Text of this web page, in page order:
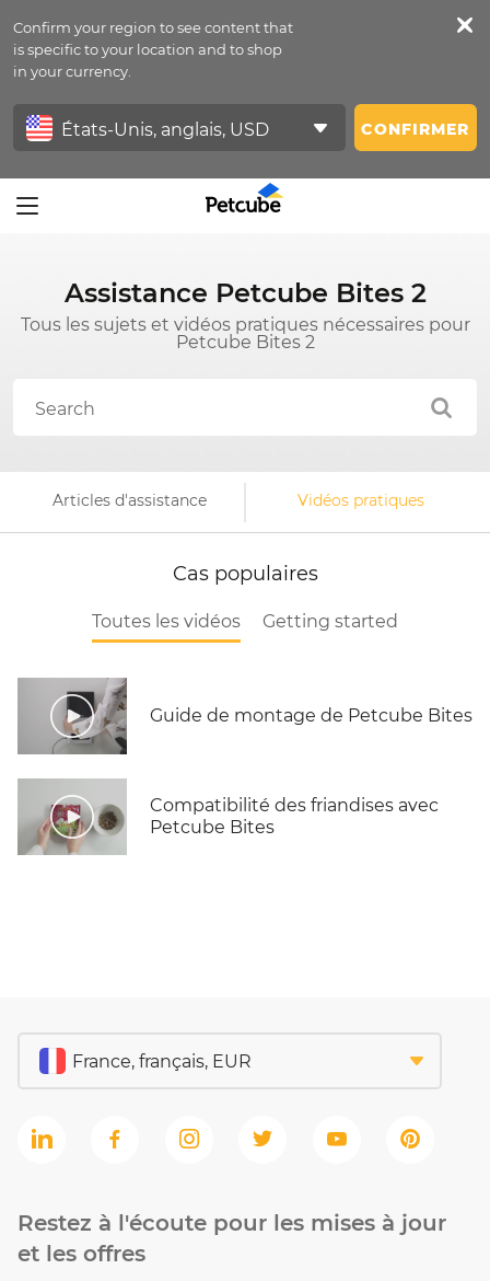
Confirm your region to see content that
is specific to your location and to shop
in your currency.
CONFIRMER
Petfeed
Se Connecter
Assistance Petcube Bites 2
Tous les sujets et vidéos pratiques nécessaires pour
Petcube Bites 2
Articles d'assistance Vidéos pratiques
Cas populaires
Toutes les vidéos Getting started
Guide de montage de Petcube Bites
Compatibilité des friandises avec
Petcube Bites
Restez à l'écoute pour les mises à jour
et les offres